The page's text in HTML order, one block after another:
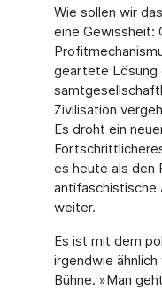
Wie sollen wir
eine Gewissheit:
geartete
Zivilisation
Es droht ein
es heu­te als den
antifaschistische
weiter.
Es ist mit dem
irgendwie
Büh­ne. »Man